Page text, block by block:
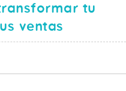
tu
ventas
ECOMMERCE: